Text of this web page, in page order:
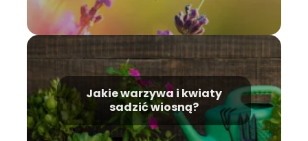
Jakie warzywa i kwiaty
sadzić wiosną?